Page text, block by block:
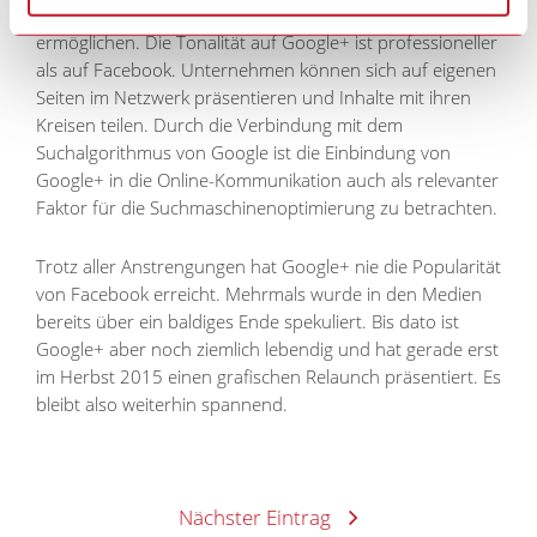
Konferenzen, Vorträgen u.a. im sozialen Netz
ermöglichen. Die Tonalität auf Google+ ist professioneller
als auf Facebook. Unternehmen können sich auf eigenen
Seiten im Netzwerk präsentieren und Inhalte mit ihren
Kreisen teilen. Durch die Verbindung mit dem
Suchalgorithmus von Google ist die Einbindung von
Google+ in die Online-Kommunikation auch als relevanter
Faktor für die Suchmaschinenoptimierung zu betrachten.
Trotz aller Anstrengungen hat Google+ nie die Popularität
von Facebook erreicht. Mehrmals wurde in den Medien
bereits über ein baldiges Ende spekuliert. Bis dato ist
Google+ aber noch ziemlich lebendig und hat gerade erst
im Herbst 2015 einen grafischen Relaunch präsentiert. Es
bleibt also weiterhin spannend.
Nächster Eintrag